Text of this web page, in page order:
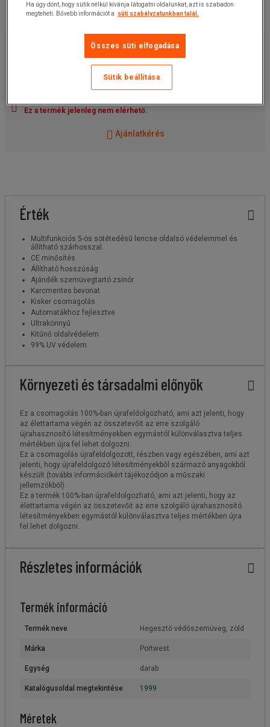
2 280,00 Ft+ÁFA
Ez a termék jelenleg nem elérhető.
Ajánlatkérés
Érték
Multifunkciós 5-ös sötétedésű lencse oldalsó védelemmel és
állítható szárhosszal.
CE minősítés
Állítható hosszúság
Ajándék szemüvegtartó zsinór
Karcmentes bevonat
Kisker csomagolás
Automatákhoz fejlesztve
Ultrakönnyű
Kitűnő oldalvédelem
99% UV védelem
Környezeti és társadalmi előnyök
Ez a csomagolás 100%-ban újrafeldolgozható, ami azt jelenti, hogy
az élettartama végén az összetevőit az erre szolgáló
újrahasznosító létesítményekben egymástól különválasztva teljes
mértékben újra fel lehet dolgozni.
Ez a csomagolás újrafeldolgozott, részben vagy egészében, ami azt
jelenti, hogy újrafeldolgozó létesítményekből származó anyagokból
készült (további információkért tájékozódjon a műszaki
jellemzőkből).
Ez a termék 100%-ban újrafeldolgozható, ami azt jelenti, hogy az
élettartama végén az összetevőit az erre szolgáló újrahasznosító
létesítményekben egymástól különválasztva teljes mértékben újra
fel lehet dolgozni.
Részletes információk
Termék információ
Termék neve Hegesztő védőszemüveg, zöld
Márka Portwest
Egység darab
Katalógusoldal megtekintése 1999
Méretek
Ha úgy dönt, hogy sütik nélkül kívánja látogatni oldalunkat, azt is szabadon
megteheti. Bővebb információt a
süti szabályzatunkban talál.
Összes süti elfogadása
Sütik beállítása